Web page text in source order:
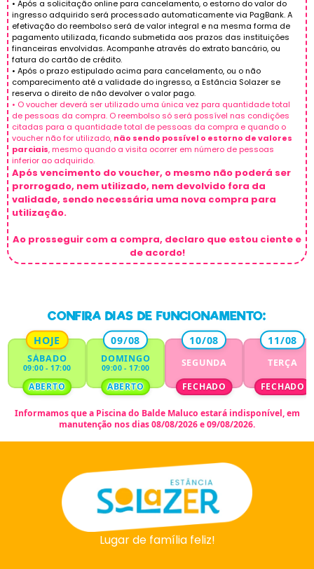
• Após a solicitação online para cancelamento, o estorno do valor do
ingresso adquirido será processado automaticamente via PagBank. A
efetivação do reembolso será de valor integral e na mesma forma de
pagamento utilizada, ficando submetida aos prazos das instituições
financeiras envolvidas. Acompanhe através do extrato bancário, ou
fatura do cartão de crédito.
• Após o prazo estipulado acima para cancelamento, ou o não
comparecimento até a validade do ingresso, a Estância Solazer se
reserva o direito de não devolver o valor pago.
• O voucher deverá ser utilizado uma única vez para quantidade total
de pessoas da compra. O reembolso só será possível nas condições
citadas para a quantidade total de pessoas da compra e quando o
voucher não for utilizado, não sendo possível o estorno de valores
parciais, mesmo quando a visita ocorrer em número de pessoas
inferior ao adquirido.
Após vencimento do voucher, o mesmo não poderá ser
prorrogado, nem utilizado, nem devolvido fora da
validade, sendo necessária uma nova compra para
utilização.
Ao prosseguir com a compra, declaro que estou ciente e
de acordo!
CONFIRA DIAS DE FUNCIONAMENTO:
HOJE
SÁBADO
09:00 - 17:00
ABERTO
09/08
DOMINGO
09:00 - 17:00
ABERTO
10/08
SEGUNDA
FECHADO
11/08
TERÇA
FECHADO
Informamos que a Piscina do Balde Maluco estará indisponível,em
manutenção nos dias 08/08/2026 e 09/08/2026.
Lugar de família feliz!